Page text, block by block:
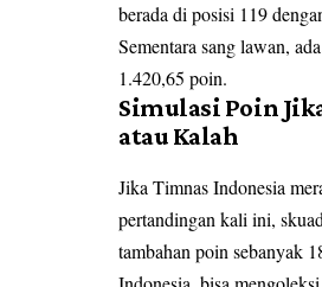
berada di posisi 119
Sementara sang lawan,
1.420,65 poin.
Simulasi Poin
atau Kalah
Jika Timnas Indonesia
pertandingan kali ini,
tambahan poin sebanyak